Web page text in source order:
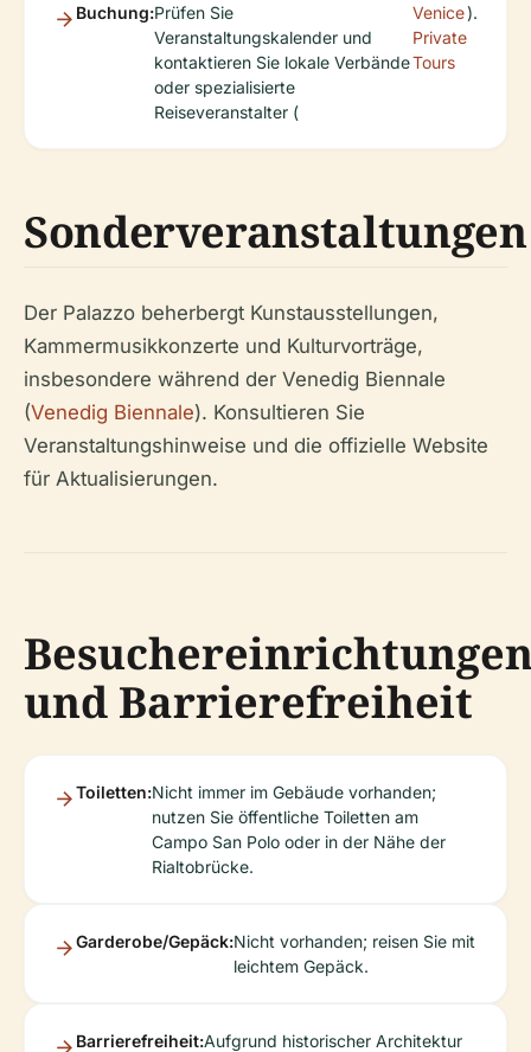
Buchung:Prüfen Sie
Veranstaltungskalender und
kontaktieren Sie lokale Verbände
oder spezialisierte
Reiseveranstalter (
Venice
Private
Tours
).
Sonderveranstaltungen
Der Palazzo beherbergt Kunstausstellungen,
Kammermusikkonzerte und Kulturvorträge,
insbesondere während der Venedig Biennale
(Venedig Biennale). Konsultieren Sie
Veranstaltungshinweise und die offizielle Website
für Aktualisierungen.
und Barrierefreiheit
Toiletten:Nicht immer im Gebäude vorhanden;
nutzen Sie öffentliche Toiletten am
Campo San Polo oder in der Nähe der
Rialtobrücke.
Garderobe/Gepäck:Nicht vorhanden; reisen Sie mit
leichtem Gepäck.
Barrierefreiheit:Aufgrund historischer Architektur